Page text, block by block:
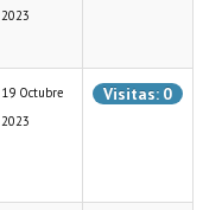
2023
19 Octubre
2023
Visitas: 0